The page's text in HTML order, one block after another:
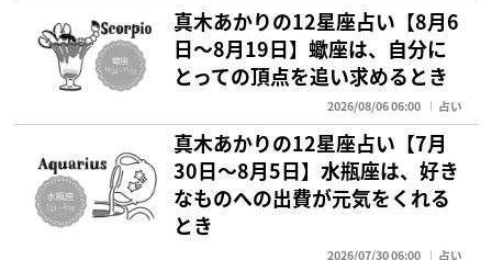
真木あかりの12星座占い【8月6
日～8月19日】蠍座は、自分に
とっての頂点を追い求めるとき
2026/08/06 06:00 占い
真木あかりの12星座占い【7月
30日～8月5日】水瓶座は、好き
なものへの出費が元気をくれる
とき
2026/07/30 06:00 占い